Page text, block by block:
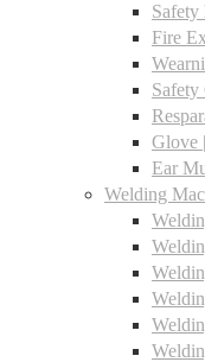
Safety
Fire
Safety
Glove
Ear
Welding